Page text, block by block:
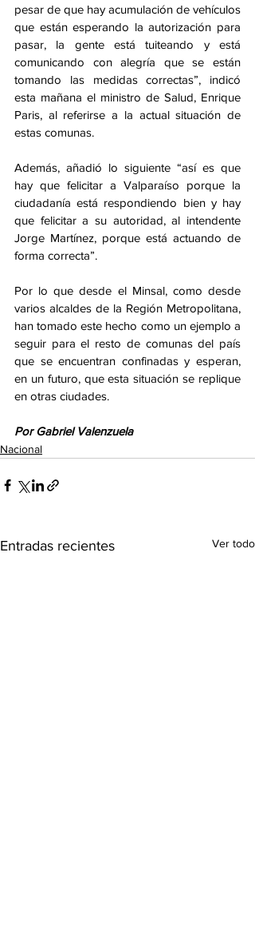
pesar de que hay acumulación de vehículos
que están esperando la autorización para
pasar, la gente está tuiteando y está
comunicando con alegría que se están
tomando las medidas correctas”, indicó
esta mañana el ministro de Salud, Enrique
Paris, al referirse a la actual situación de
estas comunas.
Además, añadió lo siguiente “así es que
hay que felicitar a Valparaíso porque la
ciudadanía está respondiendo bien y hay
que felicitar a su autoridad, al intendente
Jorge Martínez, porque está actuando de
forma correcta”.
Por lo que desde el Minsal, como desde
varios alcaldes de la Región Metropolitana,
han tomado este hecho como un ejemplo a
seguir para el resto de comunas del país
que se encuentran confinadas y esperan,
en un futuro, que esta situación se replique
en otras ciudades.
Por Gabriel Valenzuela
Nacional
Entradas recientes Ver todo